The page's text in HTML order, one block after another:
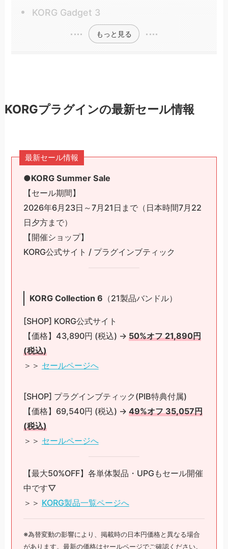
KORG Gadget 3
もっと見る
KORGプラグインの最新セール情報
最新セール情報
●KORG Summer Sale
【セール期間】
2026年6月23日～7月21日まで（日本時間7月22
日夕方まで）
【開催ショップ】
KORG公式サイト / プラグインブティック
KORG Collection 6 （21製品バンドル）
[SHOP] KORG公式サイト
【価格】43,890円 (税込) → 50%オフ 21,890円
(税込)
＞＞ セールページへ
[SHOP] プラグインブティック(PIB特典付属)
【価格】69,540円 (税込) → 49%オフ 35,057円
(税込)
＞＞ セールページへ
【最大50%OFF】各単体製品・UPGもセール開催
中です▽
＞＞ KORG製品一覧ページへ
※為替変動の影響により、掲載時の日本円価格と異なる場合
があります。最新の価格はセールページでご確認ください。